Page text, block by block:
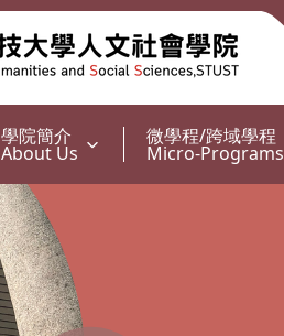
學院簡介
About Us
微學程/跨域學程
Micro-Programs